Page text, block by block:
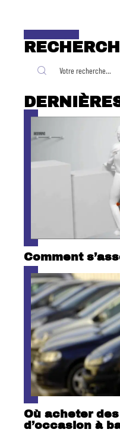
Comment
Où acheter
d’occasion à